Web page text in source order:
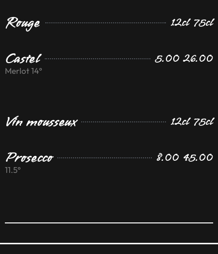
Rouge 12cl 75cl
Castel 5.00 26.00
Merlot 14°
Vin mousseux 12cl 75cl
Prosecco 8.00 45.00
11.5°